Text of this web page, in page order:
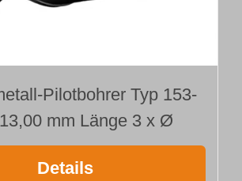
Pilotbohrer Typ 153-
mm Länge 3 x Ø
Details